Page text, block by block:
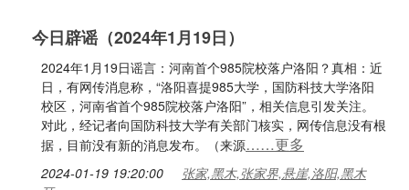
今日辟谣（2024年1月19日）
2024年1月19日谣言：河南首个985院校落户洛阳？真相：近
日，有网传消息称，“洛阳喜提985大学，国防科技大学洛阳
校区，河南省首个985院校落户洛阳”，相关信息引发关注。
对此，经记者向国防科技大学有关部门核实，网传信息没有根
据，目前没有新的消息发布。（来源……更多
2024-01-19 19:20:00
张家,黑木,张家界,悬崖,洛阳,黑木